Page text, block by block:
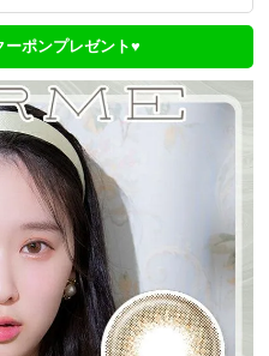
ポンプレゼント♥